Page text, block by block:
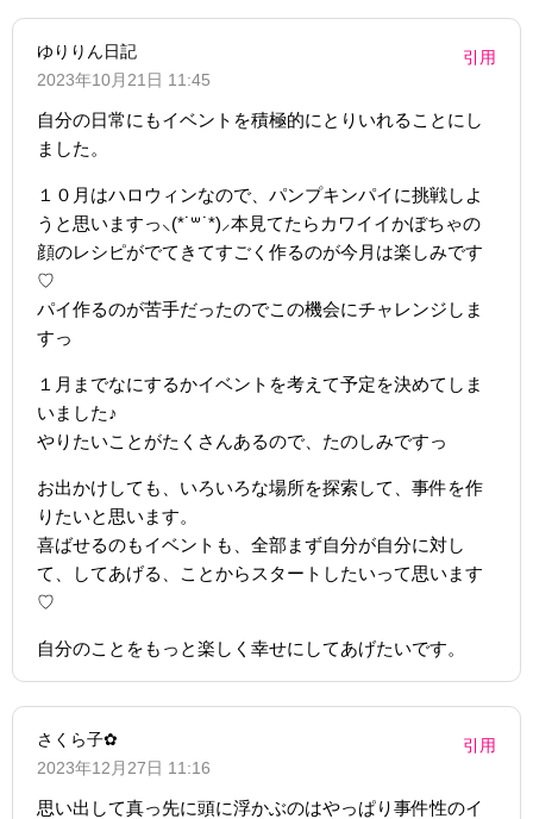
ゆりりん日記
2023年10月21日 11:45
引用
自分の日常にもイベントを積極的にとりいれることにし
ました。
１０月はハロウィンなので、パンプキンパイに挑戦しよ
うと思いますっ⸜(*˙꒳˙*)⸝本見てたらカワイイかぼちゃの
顔のレシピがでてきてすごく作るのが今月は楽しみです
♡
パイ作るのが苦手だったのでこの機会にチャレンジしま
すっ
１月までなにするかイベントを考えて予定を決めてしま
いました♪
やりたいことがたくさんあるので、たのしみですっ
お出かけしても、いろいろな場所を探索して、事件を作
りたいと思います。
喜ばせるのもイベントも、全部まず自分が自分に対し
て、してあげる、ことからスタートしたいって思います
♡
自分のことをもっと楽しく幸せにしてあげたいです。
さくら子✿
2023年12月27日 11:16
引用
思い出して真っ先に頭に浮かぶのはやっぱり事件性のイ